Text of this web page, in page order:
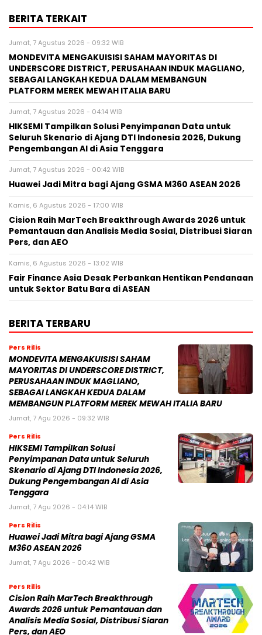
BERITA TERKAIT
Jumat, 7 Agustus 2026 - 09:32 WIB
MONDEVITA MENGAKUISISI SAHAM MAYORITAS DI
UNDERSCORE DISTRICT, PERUSAHAAN INDUK MAGLIANO,
SEBAGAI LANGKAH KEDUA DALAM MEMBANGUN
PLATFORM MEREK MEWAH ITALIA BARU
Jumat, 7 Agustus 2026 - 04:14 WIB
HIKSEMI Tampilkan Solusi Penyimpanan Data untuk
Seluruh Skenario di Ajang DTI Indonesia 2026, Dukung
Pengembangan AI di Asia Tenggara
Jumat, 7 Agustus 2026 - 00:42 WIB
Huawei Jadi Mitra bagi Ajang GSMA M360 ASEAN 2026
Kamis, 6 Agustus 2026 - 17:00 WIB
Cision Raih MarTech Breakthrough Awards 2026 untuk
Pemantauan dan Analisis Media Sosial, Distribusi Siaran
Pers, dan AEO
Kamis, 6 Agustus 2026 - 13:02 WIB
Fair Finance Asia Desak Perbankan Hentikan Pendanaan
untuk Sektor Batu Bara di ASEAN
BERITA TERBARU
Pers Rilis
MONDEVITA MENGAKUISISI SAHAM
MAYORITAS DI UNDERSCORE DISTRICT,
PERUSAHAAN INDUK MAGLIANO,
SEBAGAI LANGKAH KEDUA DALAM
MEMBANGUN PLATFORM MEREK MEWAH ITALIA BARU
Jumat, 7 Agu 2026 - 09:32 WIB
Pers Rilis
HIKSEMI Tampilkan Solusi
Penyimpanan Data untuk Seluruh
Skenario di Ajang DTI Indonesia 2026,
Dukung Pengembangan AI di Asia
Tenggara
Jumat, 7 Agu 2026 - 04:14 WIB
Pers Rilis
Huawei Jadi Mitra bagi Ajang GSMA
M360 ASEAN 2026
Jumat, 7 Agu 2026 - 00:42 WIB
Pers Rilis
Cision Raih MarTech Breakthrough
Awards 2026 untuk Pemantauan dan
Analisis Media Sosial, Distribusi Siaran
Pers, dan AEO